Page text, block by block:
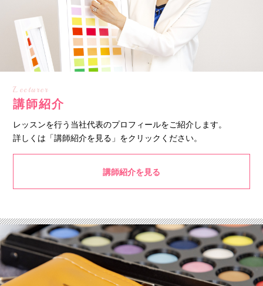
Lecturer
講師紹介
レッスンを行う当社代表のプロフィールをご紹介します。
詳しくは「講師紹介を見る」をクリックください。
講師紹介を見る